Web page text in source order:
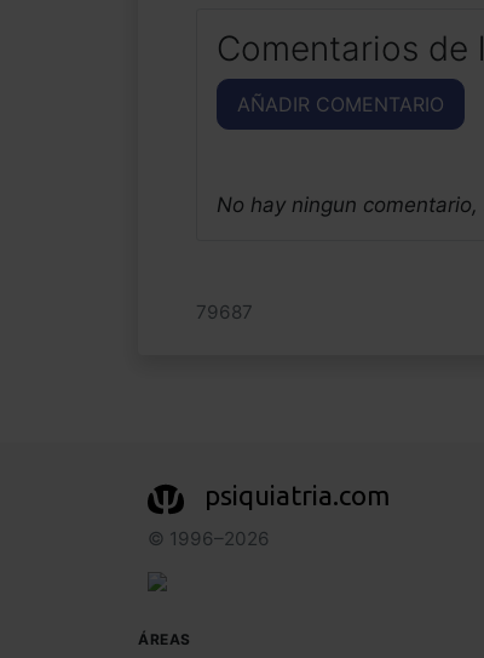
Comentarios de
AÑADIR COMENTARIO
No hay ningun
79687
psiquiatria.com
© 1996–2026
ÁREAS